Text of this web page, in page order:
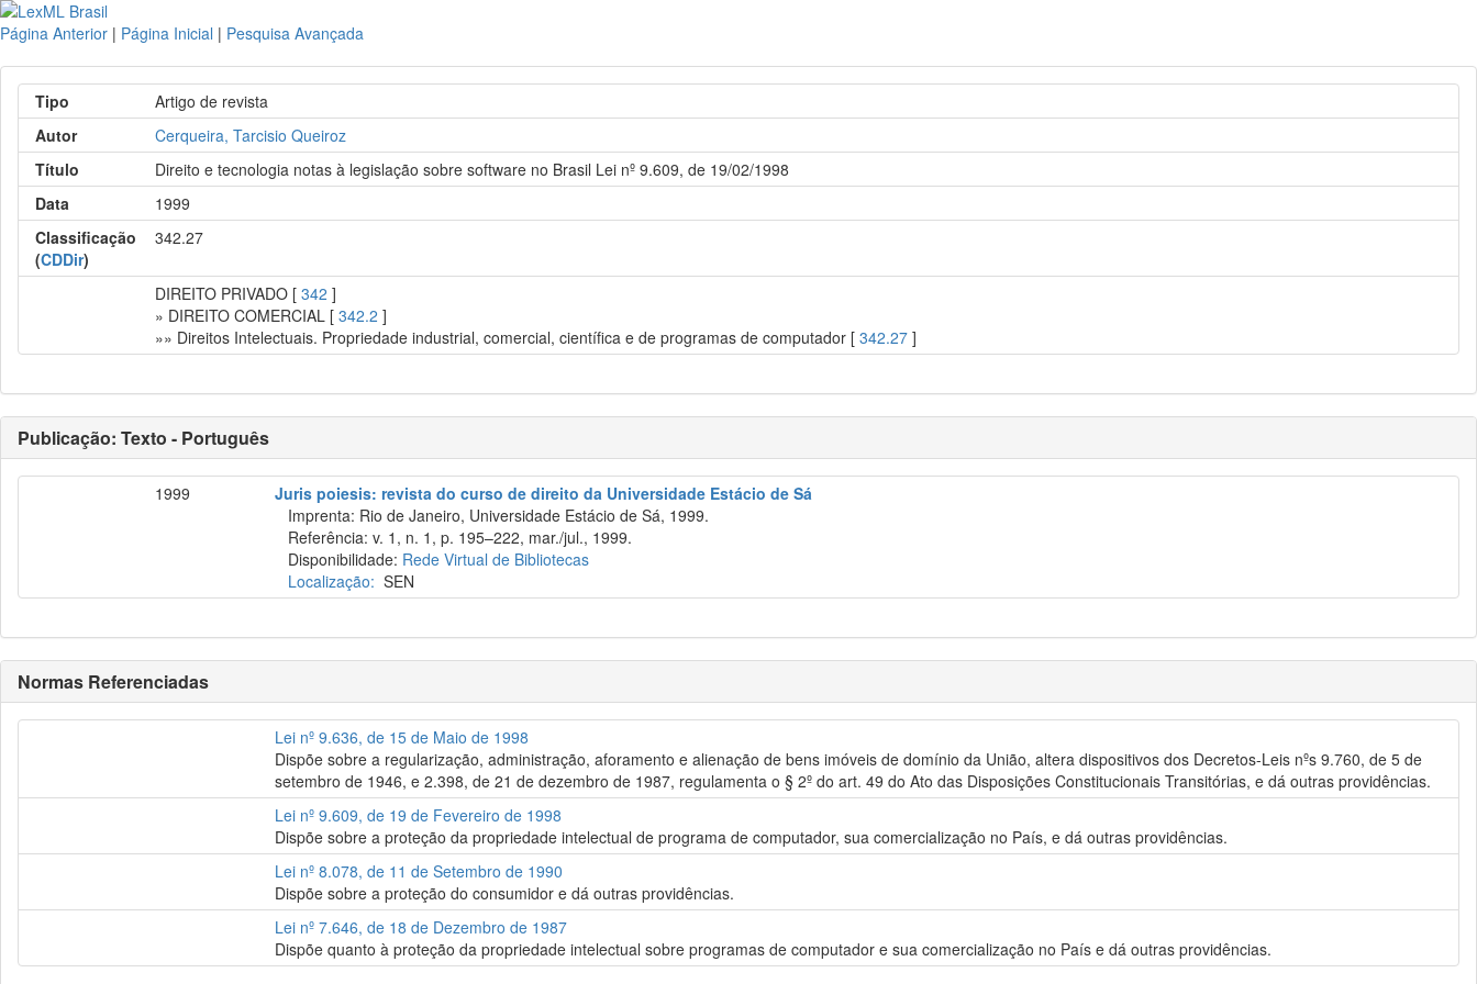
Página Anterior | Página Inicial | Pesquisa Avançada
Tipo
Artigo de revista
Autor
Cerqueira, Tarcisio Queiroz
Título
Direito e tecnologia notas à legislação sobre software no Brasil Lei nº 9.609, de 19/02/1998
Data
1999
Classificação
(CDDir)
342.27
DIREITO PRIVADO [342 ]
» DIREITO COMERCIAL [342.2 ]
»» Direitos Intelectuais. Propriedade industrial, comercial, científica e de programas de computador [342.27 ]
Publicação: Texto - Português
1999
Juris poiesis: revista do curso de direito da Universidade Estácio de Sá
Imprenta: Rio de Janeiro, Universidade Estácio de Sá, 1999.
Referência: v. 1, n. 1, p. 195–222, mar./jul., 1999.
Disponibilidade: Rede Virtual de Bibliotecas
Localização: SEN
Normas Referenciadas
Lei nº 9.636, de 15 de Maio de 1998
Dispõe sobre a regularização, administração, aforamento e alienação de bens imóveis de domínio da União, altera dispositivos dos Decretos-Leis nºs 9.760, de 5 de
setembro de 1946, e 2.398, de 21 de dezembro de 1987, regulamenta o § 2º do art. 49 do Ato das Disposições Constitucionais Transitórias, e dá outras providências.
Lei nº 9.609, de 19 de Fevereiro de 1998
Dispõe sobre a proteção da propriedade intelectual de programa de computador, sua comercialização no País, e dá outras providências.
Lei nº 8.078, de 11 de Setembro de 1990
Dispõe sobre a proteção do consumidor e dá outras providências.
Lei nº 7.646, de 18 de Dezembro de 1987
Dispõe quanto à proteção da propriedade intelectual sobre programas de computador e sua comercialização no País e dá outras providências.